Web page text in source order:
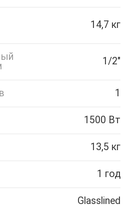
14,7 кг
1/2"
1
1500 Вт
13,5 кг
1 год
Glasslined